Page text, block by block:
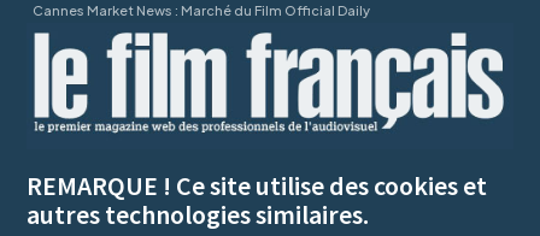
Cannes Market News : Marché du Film Official Daily
REMARQUE ! Ce site utilise des cookies et
autres technologies similaires.